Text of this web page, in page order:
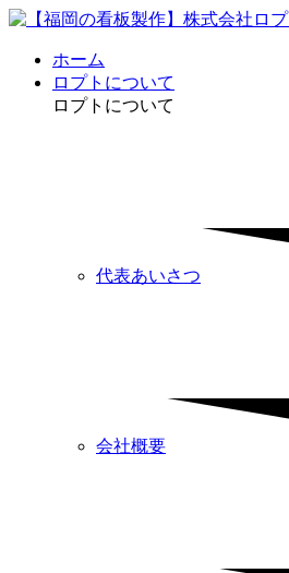
ホーム
ロプトについて
ロプトについて
代表あいさつ
会社概要